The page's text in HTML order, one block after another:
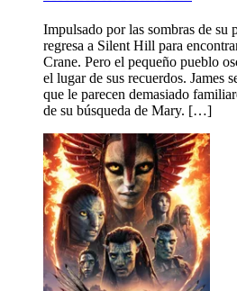
Impulsado por las sombras de su
regresa a Silent Hill para
Crane. Pero el pequeño pueblo
el lugar de sus recuerdos. James
que le parecen demasiado
de su búsqueda de Mary. […]